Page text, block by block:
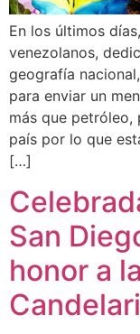
En los últimos
venezolanos,
geografía
para enviar un
más que petróleo,
país por lo que
[…]
San
honor a